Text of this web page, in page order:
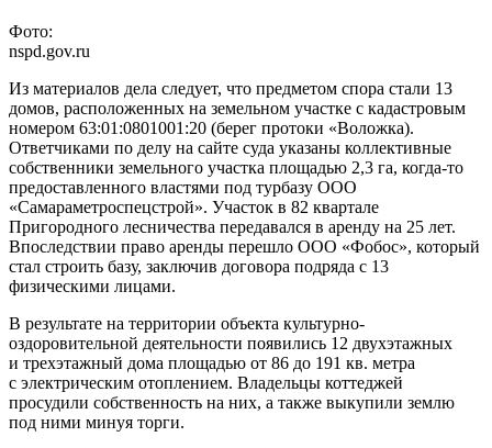
Фото:
nspd.gov.ru
Из материалов дела следует, что предметом спора стали 13
домов, расположенных на земельном участке с кадастровым
номером 63:01:0801001:20 (берег протоки «Воложка).
Ответчиками по делу на сайте суда указаны коллективные
собственники земельного участка площадью 2,3 га, когда-то
предоставленного властями под турбазу ООО
«Самараметроспецстрой». Участок в 82 квартале
Пригородного лесничества передавался в аренду на 25 лет.
Впоследствии право аренды перешло ООО «Фобос», который
стал строить базу, заключив договора подряда с 13
физическими лицами.
В результате на территории объекта культурно-
оздоровительной деятельности появились 12 двухэтажных
и трехэтажный дома площадью от 86 до 191 кв. метра
с электрическим отоплением. Владельцы коттеджей
просудили собственность на них, а также выкупили землю
под ними минуя торги.